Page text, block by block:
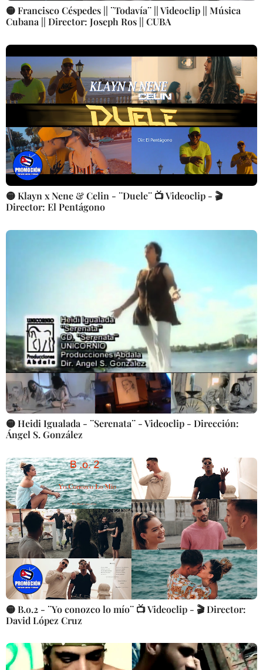
🟡 Francisco Céspedes || ¨Todavía¨ || Videoclip || Música
Cubana || Director: Joseph Ros || CUBA
🟡 Klayn x Nene & Celin - ¨Duele¨ 📺 Videoclip - 🎬
Director: El Pentágono
🟡 Heidi Igualada - ¨Serenata¨ - Videoclip - Dirección:
Ángel S. González
🟡 B.o.2 - ¨Yo conozco lo mío¨ 📺 Videoclip - 🎬 Director:
David López Cruz